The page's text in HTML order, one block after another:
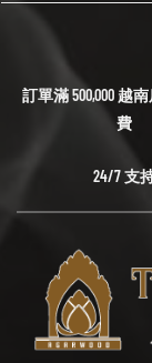
訂單滿 500,000 越
費
24/7 支